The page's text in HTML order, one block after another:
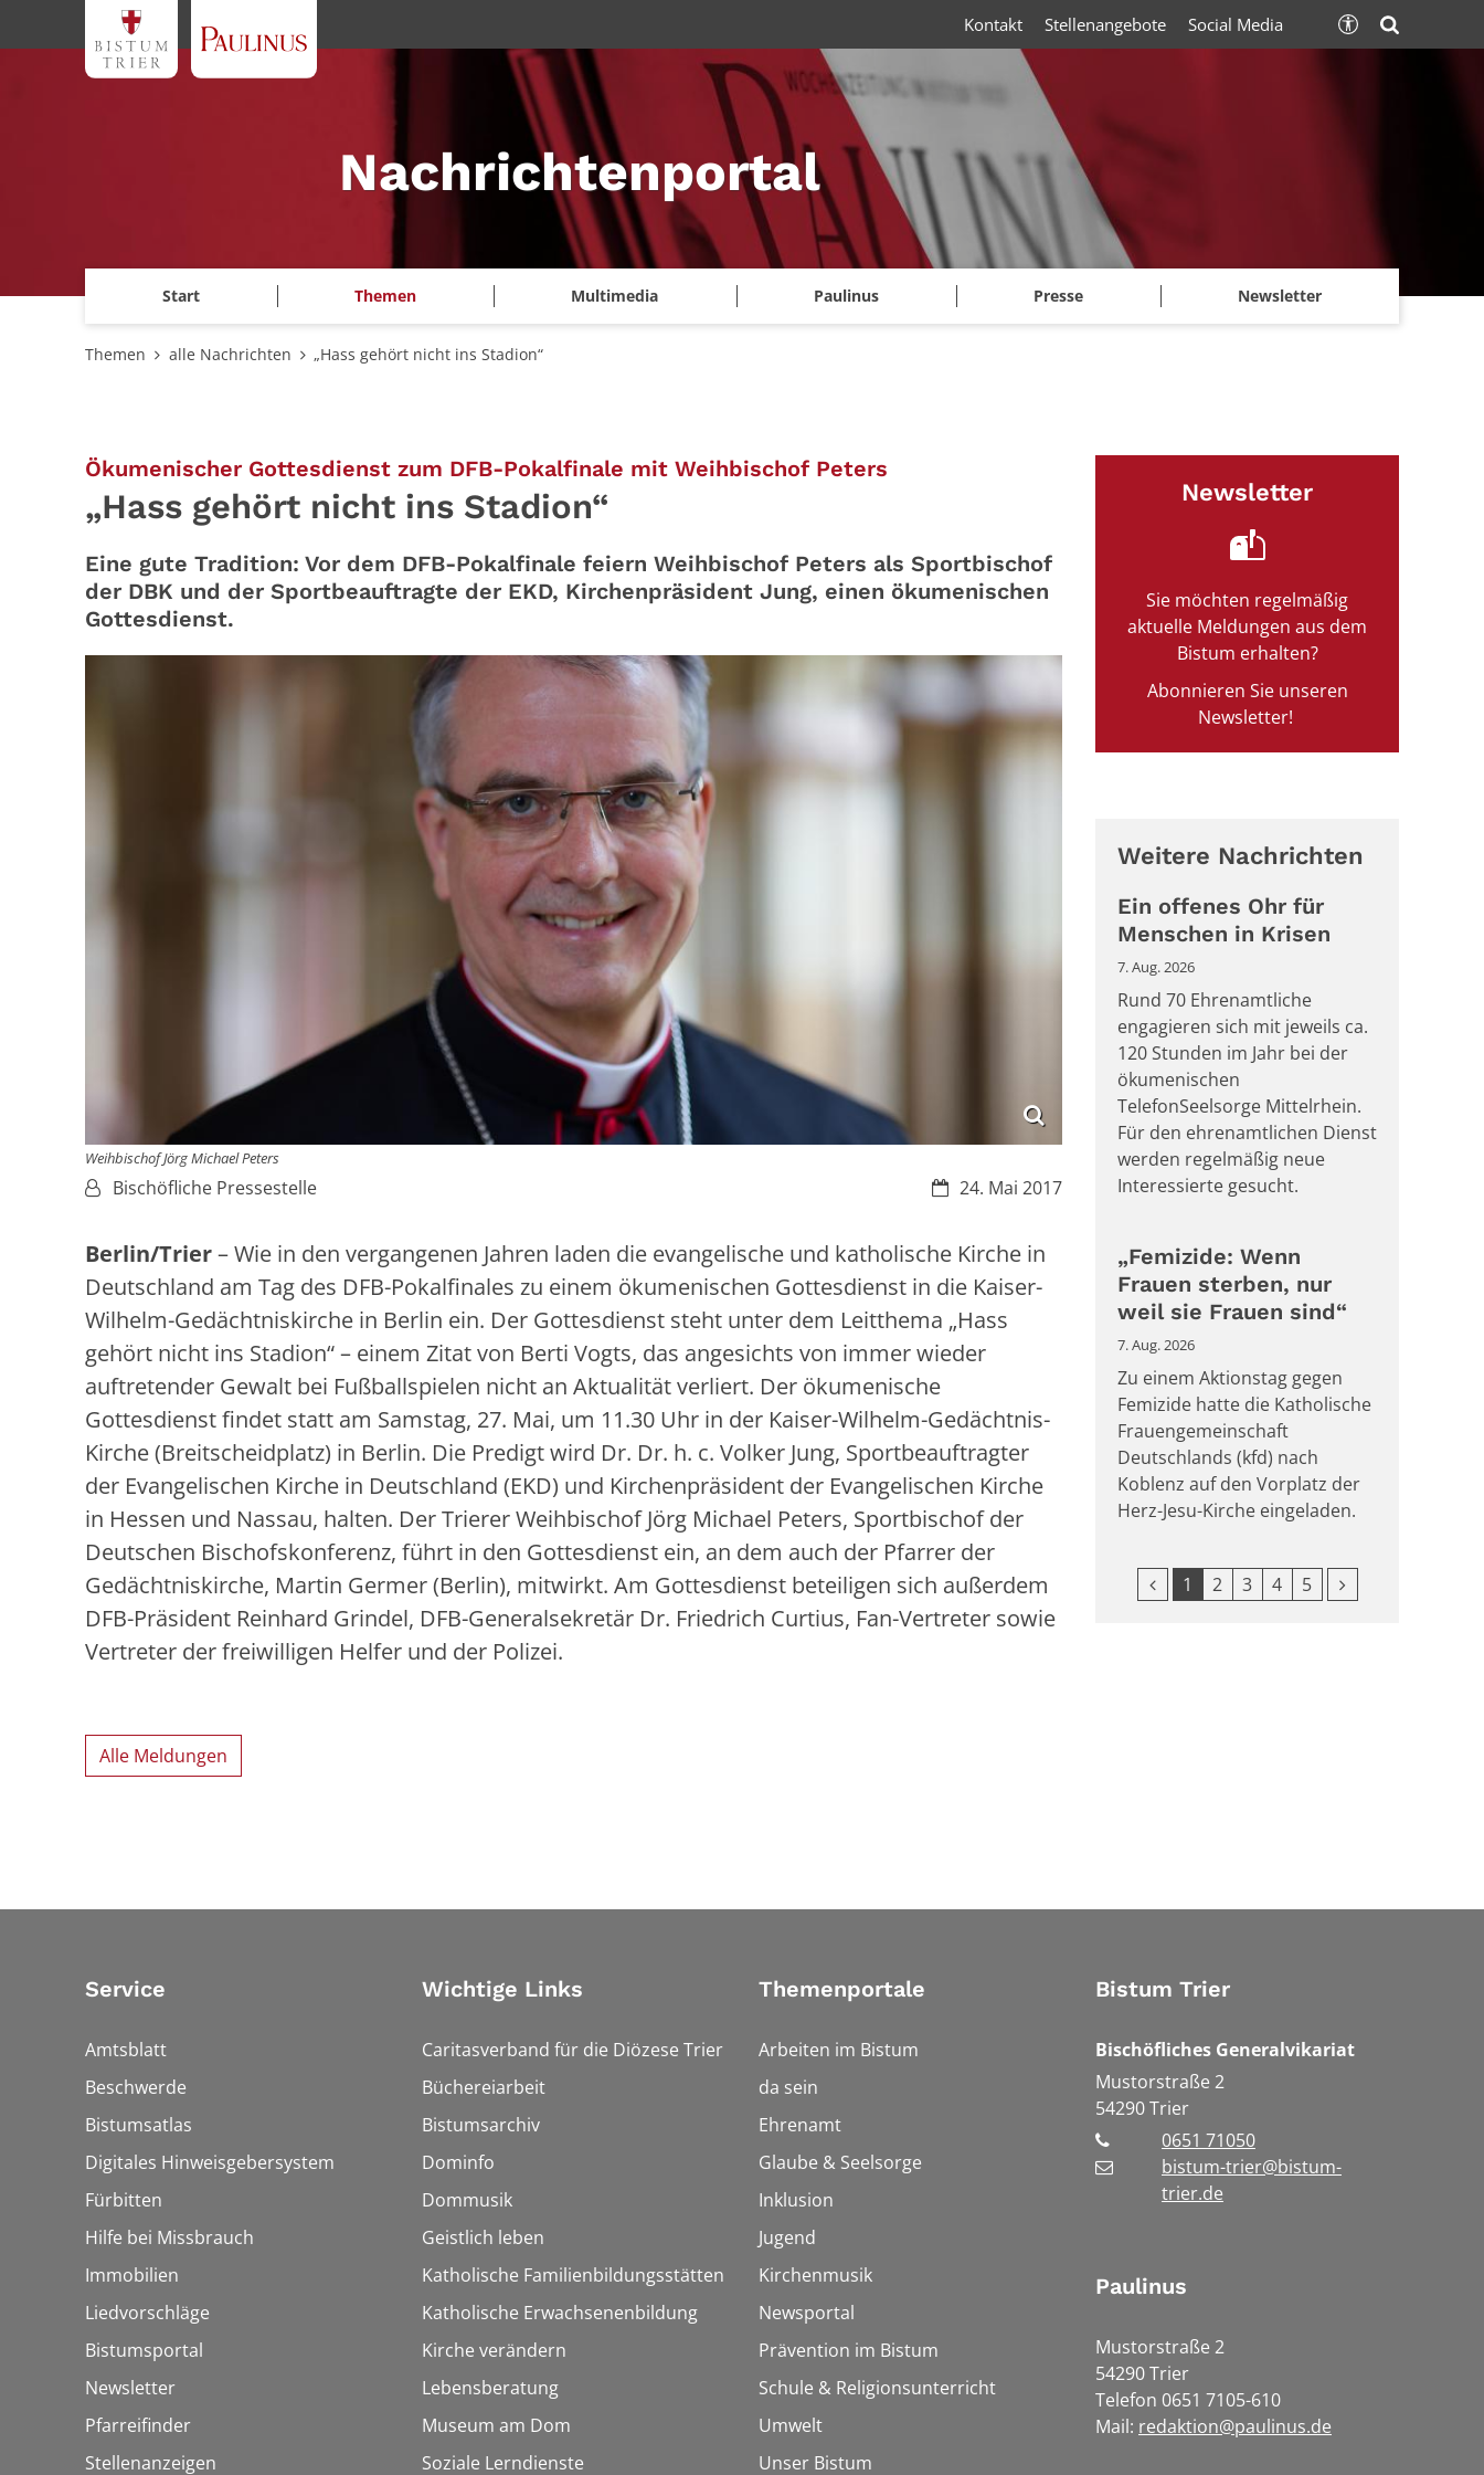
Zum Inhalt springen
Nachrichtenportal
Start Themen Multimedia Paulinus Presse Newsletter
Kontakt Stellenangebote Social Media
Themen alle Nachrichten „Hass gehört nicht ins Stadion“
Ökumenischer Gottesdienst zum DFB-Pokalfinale mit Weihbischof Peters
„Hass gehört nicht ins Stadion“
Eine gute Tradition: Vor dem DFB-Pokalfinale feiern Weihbischof Peters als Sportbischof
der DBK und der Sportbeauftragte der EKD, Kirchenpräsident Jung, einen ökumenischen
Gottesdienst.
Weihbischof Jörg Michael Peters
Datum:
24. Mai 2017
Von:Bischöfliche Pressestelle
Berlin/Trier– Wie in den vergangenen Jahren laden die evangelische und katholische Kirche in
Deutschland am Tag des DFB-Pokalfinales zu einem ökumenischen Gottesdienst in die Kaiser-
Wilhelm-Gedächtniskirche in Berlin ein. Der Gottesdienst steht unter dem Leitthema „Hass
gehört nicht ins Stadion“ – einem Zitat von Berti Vogts, das angesichts von immer wieder
auftretender Gewalt bei Fußballspielen nicht an Aktualität verliert. Der ökumenische
Gottesdienst findet statt am Samstag, 27. Mai, um 11.30 Uhr in der Kaiser-Wilhelm-Gedächtnis-
Kirche (Breitscheidplatz) in Berlin. Die Predigt wird Dr. Dr. h. c. Volker Jung, Sportbeauftragter
der Evangelischen Kirche in Deutschland (EKD) und Kirchenpräsident der Evangelischen Kirche
in Hessen und Nassau, halten. Der Trierer Weihbischof Jörg Michael Peters, Sportbischof der
Deutschen Bischofskonferenz, führt in den Gottesdienst ein, an dem auch der Pfarrer der
Gedächtniskirche, Martin Germer (Berlin), mitwirkt. Am Gottesdienst beteiligen sich außerdem
DFB-Präsident Reinhard Grindel, DFB-Generalsekretär Dr. Friedrich Curtius, Fan-Vertreter sowie
Vertreter der freiwilligen Helfer und der Polizei.
Alle Meldungen
Newsletter
Sie möchten regelmäßig
aktuelle Meldungen aus dem
Bistum erhalten?
Abonnieren Sie unseren
Newsletter!
Weitere Nachrichten
Ein offenes Ohr für
Menschen in Krisen
7. Aug. 2026
Rund 70 Ehrenamtliche
engagieren sich mit jeweils ca.
120 Stunden im Jahr bei der
ökumenischen
TelefonSeelsorge Mittelrhein.
Für den ehrenamtlichen Dienst
werden regelmäßig neue
Interessierte gesucht.
„Femizide: Wenn
Frauen sterben, nur
weil sie Frauen sind“
7. Aug. 2026
Zu einem Aktionstag gegen
Femizide hatte die Katholische
Frauengemeinschaft
Deutschlands (kfd) nach
Koblenz auf den Vorplatz der
Herz-Jesu-Kirche eingeladen.
Vorherige Seite
1 2 3 4 5 Nächste Seite
Service
Amtsblatt
Beschwerde
Bistumsatlas
Digitales Hinweisgebersystem
Fürbitten
Hilfe bei Missbrauch
Immobilien
Liedvorschläge
Bistumsportal
Newsletter
Pfarreifinder
Stellenanzeigen
Wichtige Links
Caritasverband für die Diözese Trier
Büchereiarbeit
Bistumsarchiv
Dominfo
Dommusik
Geistlich leben
Katholische Familienbildungsstätten
Katholische Erwachsenenbildung
Kirche verändern
Lebensberatung
Museum am Dom
Soziale Lerndienste
Themenportale
Arbeiten im Bistum
da sein
Ehrenamt
Glaube & Seelsorge
Inklusion
Jugend
Kirchenmusik
Newsportal
Prävention im Bistum
Schule & Religionsunterricht
Umwelt
Unser Bistum
Bistum Trier
Bischöfliches Generalvikariat
Mustorstraße 2
54290Trier
0651 71050
bistum-trier@bistum-
trier.de
Paulinus
Mustorstraße 2
54290 Trier
Telefon 0651 7105-610
Mail: redaktion@paulinus.de